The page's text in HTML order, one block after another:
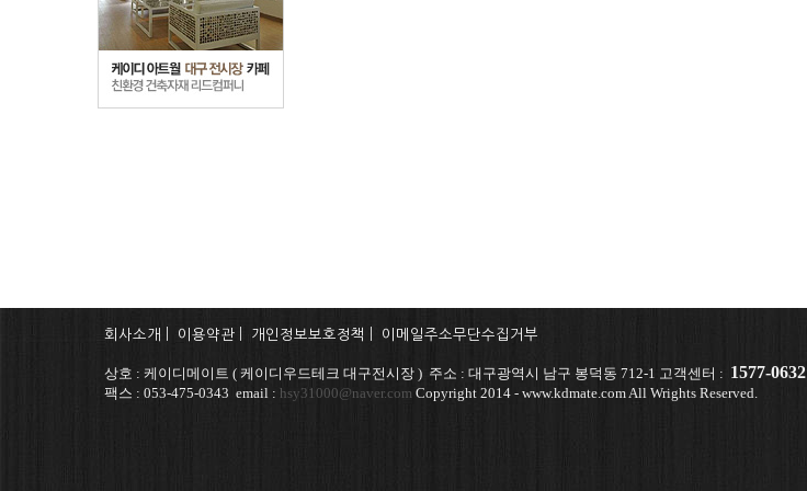
회사소개 이용약관 개인정보보호정책 이메일주소무단수집거부
상호 : 케이디메이트 ( 케이디우드테크 대구전시장 ) 주소 : 대구광역시 남구 봉덕동 712-1 고객센터 : 1577-0632
팩스 : 053-475-0343 email : hsy31000@naver.com Copyright 2014 - www.kdmate.com All Wrights Reserved.